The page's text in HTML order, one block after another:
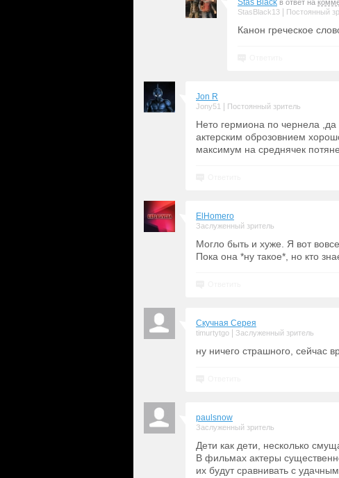
Stas Black в ответ на
StasBlack13
Постоянный
Канон греческое
Jon R
Jony51 Постоянный зритель
Нето гермиона по чернела ,да
актерским оброзовнием
максимум на среднячек
ElHomero
Заслуженный зритель
Могло быть и хуже. Я вот
Пока она *ну такое*, но кто
Скучная Серея
timurtytgo Заслуженный зритель
ну ничего страшного, сейчас
paulsnow
Заслуженный зритель
Дети как дети, несколько
В фильмах актеры
их будут сравнивать с